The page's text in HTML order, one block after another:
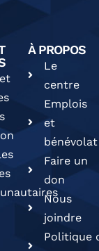
À PROPOS
Le
centre
Emplois
et
bénévolat
Faire un
don
Nous
joindre
Politique